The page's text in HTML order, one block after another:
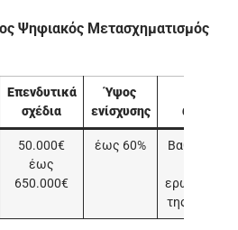
Ψηφιακός Μετασχηματισμός
Επενδυτικά
σχέδια
Ύψος
ενίσχυσης
50.000€
έως
650.000€
έως 60%
της